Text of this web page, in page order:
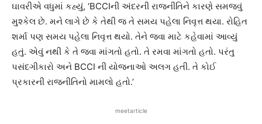
ઘાવરીએ વધુમાં કહ્યું, ‘BCCIની અંદરની રાજનીતિને કારણે સમજવું
મુશ્કેલ છે. મને લાગે છે કે તેથી જ તે સમય પહેલા નિવૃત્ત થયા. રોહિત
શર્મા પણ સમય પહેલા નિવૃત્ત થયો. તેને જવા માટે કહેવામાં આવ્યું
હતું. એવું નથી કે તે જવા માંગતો હતો. તે રમવા માંગતો હતો. પરંતુ
પસંદગીકારો અને BCCI ની યોજનાઓ અલગ હતી. તે કોઈ
પ્રકારની રાજનીતિનો મામલો હતો.’
meetarticle